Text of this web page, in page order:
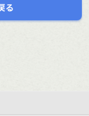
る